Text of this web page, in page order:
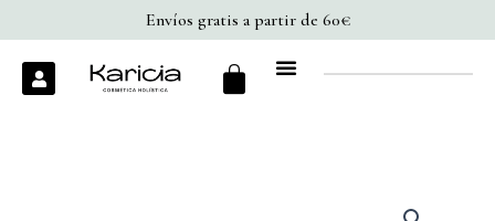
al
contenido
Envíos gratis a partir de 60€
U
s
e
Cart